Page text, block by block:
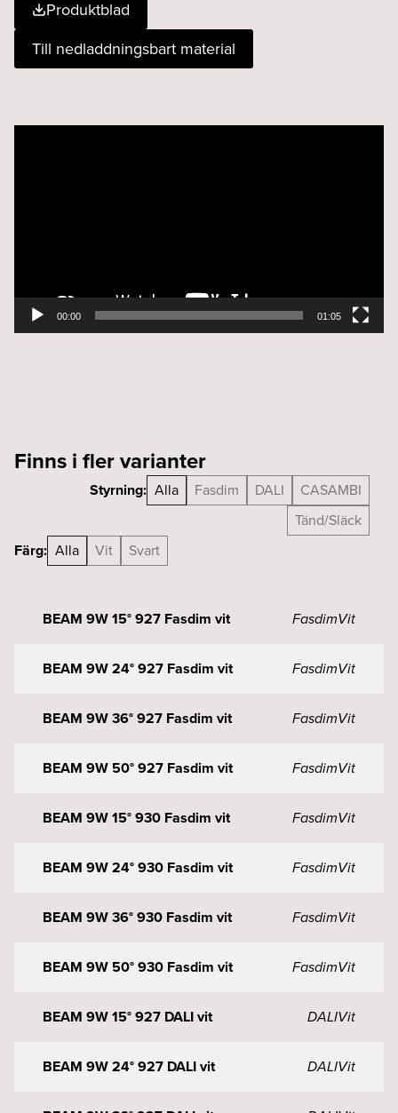
930
Fasdim
Svart
Produktblad
Till nedladdningsbart material
00:00 01:05
Finns i fler varianter
Styrning: Alla Fasdim DALI
CASAMBI
Tänd/Släck
Färg: Alla Vit Svart
BEAM 9W 15° 927 Fasdim vit FasdimVit
BEAM 9W 24° 927 Fasdim vit FasdimVit
BEAM 9W 36° 927 Fasdim vit FasdimVit
BEAM 9W 50° 927 Fasdim vit FasdimVit
BEAM 9W 15° 930 Fasdim vit FasdimVit
BEAM 9W 24° 930 Fasdim vit FasdimVit
BEAM 9W 36° 930 Fasdim vit FasdimVit
BEAM 9W 50° 930 Fasdim vit FasdimVit
BEAM 9W 15° 927 DALI vit DALIVit
BEAM 9W 24° 927 DALI vit DALIVit